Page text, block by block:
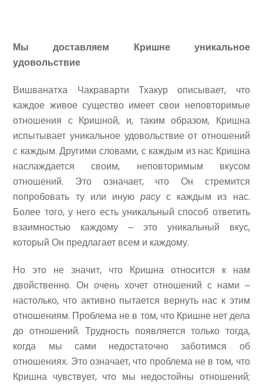
Мы доставляем Кришне уникальное
удовольствие
Вишванатха Чакраварти Тхакур описывает, что
каждое живое существо имеет свои неповторимые
отношения с Кришной, и, таким образом, Кришна
испытывает уникальное удовольствие от отношений
с каждым. Другими словами, с каждым из нас Кришна
наслаждается своим, неповторимым вкусом
отношений. Это означает, что Он стремится
попробовать ту или иную расус каждым из нас.
Более того, у него есть уникальный способ ответить
взаимностью каждому ‒ это уникальный вкус,
который Он предлагает всем и каждому.
Но это не значит, что Кришна относится к нам
двойственно. Он очень хочет отношений с нами ‒
настолько, что активно пытается вернуть нас к этим
отношениям. Проблема не в том, что Кришне нет дела
до отношений. Трудность появляется только тогда,
когда мы сами недостаточно заботимся об
отношениях. Это означает, что проблема не в том, что
Кришна чувствует, что мы недостойны отношений;